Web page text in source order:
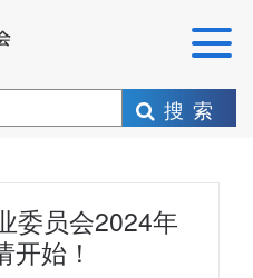
搜索
委员会2024年
始！